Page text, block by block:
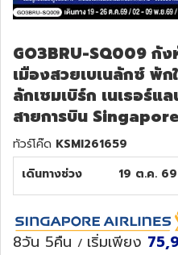
GO3BRU-SQ009 กั
เมืองสวยเบเนลักซ์ พัก
ลักเซมเบิร์ก เนเธอร์
สายการบิน
ทัวร์โค๊ด KSMI261659
เดินทางช่วง
19 ต.ค.
8วัน 5คืน / เริ่มเพียง